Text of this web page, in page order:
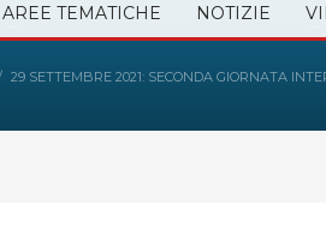
AREE TEMATICHE NOTIZIE
29 SETTEMBRE 2021: SECONDA GIORNATA